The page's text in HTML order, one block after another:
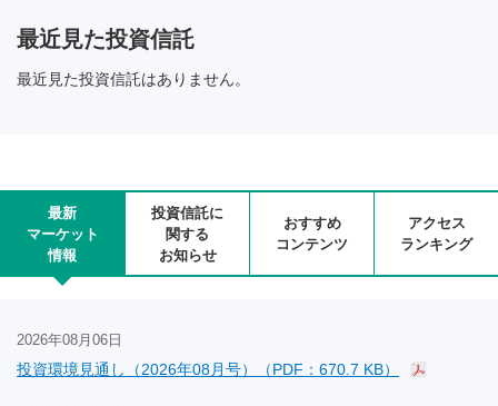
最近見た投資信託
最近見た投資信託はありません。
最新
マーケット
情報
投資信託に
関する
お知らせ
おすすめ
コンテンツ
アクセス
ランキング
2026年08月06日
投資環境見通し（2026年08月号）（PDF：670.7 KB）